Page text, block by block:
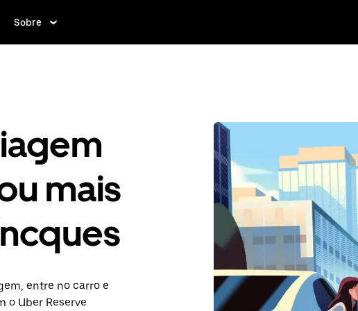
Sobre
mais
entre no carro e
o Uber Reserve